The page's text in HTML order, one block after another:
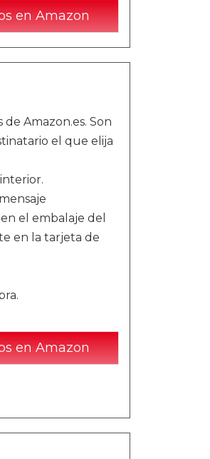
en Amazon
Amazon.es. Son
el que elija
el embalaje del
en la tarjeta de
en Amazon